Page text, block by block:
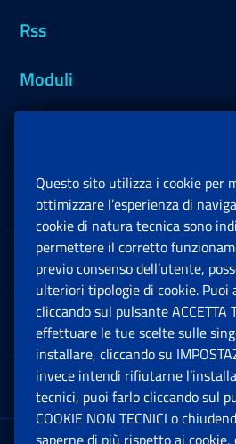
Rss
Moduli
Sedi e Contatti
Software
Note Legali
App mobile
Questo sito utilizza i cookie per
ottimizzare l’esperienza di
cookie di natura tecnica sono
permettere il corretto
previo consenso dell’utente,
ulteriori tipologie di cookie.
cliccando sul pulsante ACCETTA
effettuare le tue scelte sulle
installare, cliccando su
invece intendi rifiutarne
tecnici, puoi farlo cliccando sul
COOKIE NON TECNICI o
saperne di più rispetto ai cookie,